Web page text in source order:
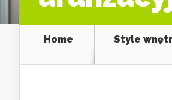
Home Style